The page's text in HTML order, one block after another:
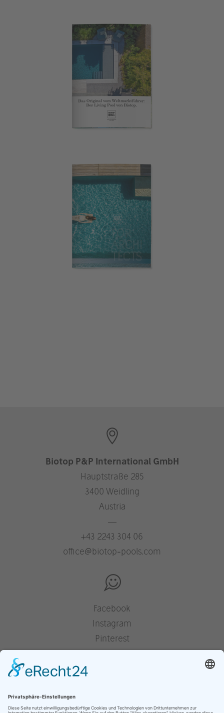
Biotop P&P International GmbH
Hauptstraße 285
3400 Weidling
Austria
—
+43 2243 304 06
office@biotop-pools.com
Facebook
Instagram
Pinterest
Houzz